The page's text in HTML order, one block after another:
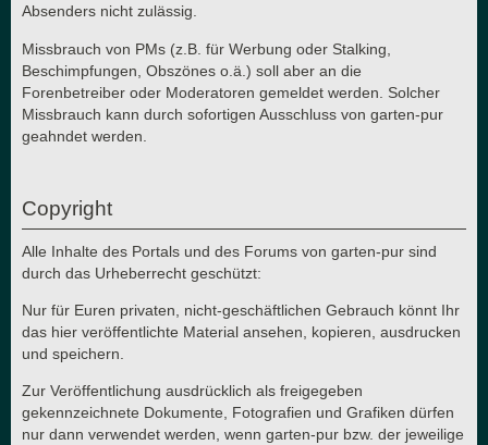
Absenders nicht zulässig.
Missbrauch von PMs (z.B. für Werbung oder Stalking,
Beschimpfungen, Obszönes o.ä.) soll aber an die
Forenbetreiber oder Moderatoren gemeldet werden. Solcher
Missbrauch kann durch sofortigen Ausschluss von garten-pur
geahndet werden.
Copyright
Alle Inhalte des Portals und des Forums von garten-pur sind
durch das Urheberrecht geschützt:
Nur für Euren privaten, nicht-geschäftlichen Gebrauch könnt Ihr
das hier veröffentlichte Material ansehen, kopieren, ausdrucken
und speichern.
Zur Veröffentlichung ausdrücklich als freigegeben
gekennzeichnete Dokumente, Fotografien und Grafiken dürfen
nur dann verwendet werden, wenn garten-pur bzw. der jeweilige